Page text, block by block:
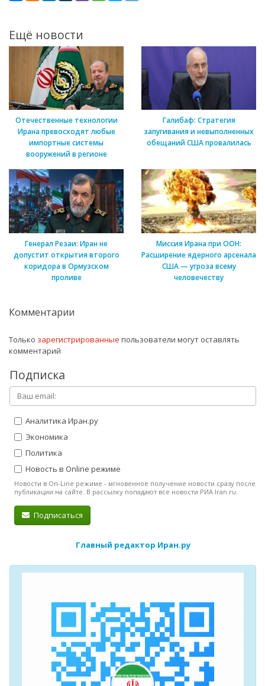
Ещё новости
Отечественные технологии
Ирана превосходят любые
импортные системы
вооружений в регионе
Галибаф: Стратегия
запугивания и невыполненных
обещаний США провалилась
Генерал Резаи: Иран не
допустит открытия второго
коридора в Ормузском
проливе
Миссия Ирана при ООН:
Расширение ядерного арсенала
США — угроза всему
человечеству
Комментарии
Только зарегистрированные пользователи могут оставлять
комментарий
Подписка
Аналитика Иран.ру
Экономика
Политика
Новость в Online режиме
Новости в On-Line режиме - мгновенное получение новости сразу после
публикации на сайте. В рассылку попадают все новости РИА Iran.ru.
Подписаться
Главный редактор Иран.ру